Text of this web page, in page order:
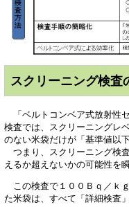
スクリーニング検査
「ベルトコンベア式放射性
検査では、スクリーニングレ
のない米袋だけが「基準値以
つまり、スクリーニング検
えるか超えないかの可能性を
この検査で１００Ｂｑ／ｋ
た米袋は、すべて「詳細検査